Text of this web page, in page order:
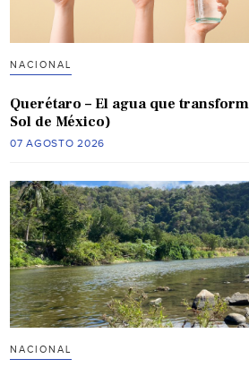
NACIONAL
Querétaro – El agua que
Sol de México)
07 AGOSTO 2026
NACIONAL